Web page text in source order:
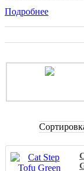
Подробнее